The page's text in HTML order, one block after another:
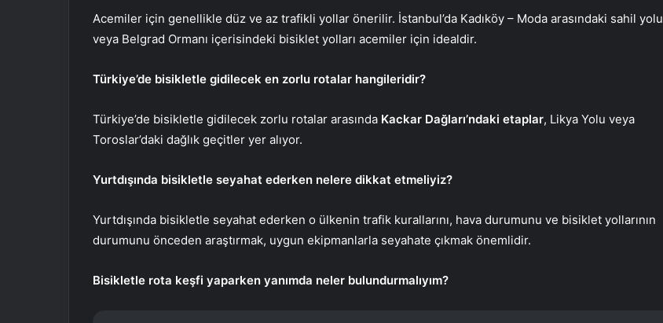
Acemiler için genellikle düz ve az trafikli yollar önerilir. İstanbul’da Kadıköy – Moda arasındaki sahil yolu
veya Belgrad Ormanı içerisindeki bisiklet yolları acemiler için idealdir.
Türkiye’de bisikletle gidilecek en zorlu rotalar hangileridir?
Türkiye’de bisikletle gidilecek zorlu rotalar arasında Kackar Dağları’ndaki etaplar, Likya Yolu veya
Toroslar’daki dağlık geçitler yer alıyor.
Yurtdışında bisikletle seyahat ederken nelere dikkat etmeliyiz?
Yurtdışında bisikletle seyahat ederken o ülkenin trafik kurallarını, hava durumunu ve bisiklet yollarının
durumunu önceden araştırmak, uygun ekipmanlarla seyahate çıkmak önemlidir.
Bisikletle rota keşfi yaparken yanımda neler bulundurmalıyım?